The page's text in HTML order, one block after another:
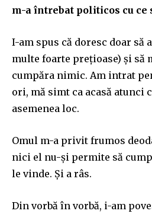
m-a întrebat politicos cu ce
I-am spus că doresc doar să
multe foarte prețioase) și să
cumpăra nimic. Am intrat
ori, mă simt ca acasă atunci
asemenea loc.
Omul m-a privit frumos
nici el nu-și permite să
le vinde. Și a râs.
Din vorbă în vorbă, i-am